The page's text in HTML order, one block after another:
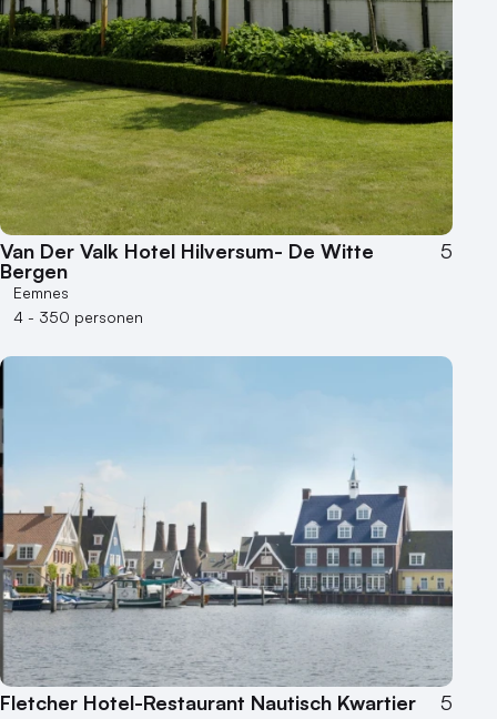
Industriële locatie
Kasteel en landgoed
Kleine / intieme locatie
Locaties aan zee
Museum
Theater
Varende locatie
Van Der Valk Hotel Hilversum- De Witte
Bergen
5
Eemnes
4 - 350 personen
Fletcher Hotel-Restaurant Nautisch Kwartier 5